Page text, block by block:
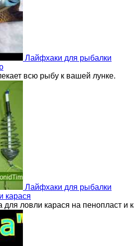
Лайфхаки для рыбалки
всю рыбу к вашей лунке.
Лайфхаки для рыбалки
карася
ловли карася на пенопласт и